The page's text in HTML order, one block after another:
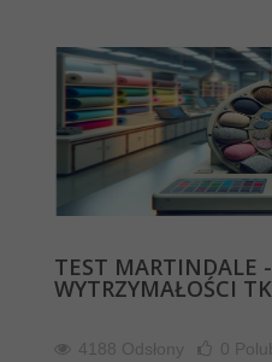
TEST MARTINDALE
WYTRZYMAŁOŚCI
4188 Odsłony 0